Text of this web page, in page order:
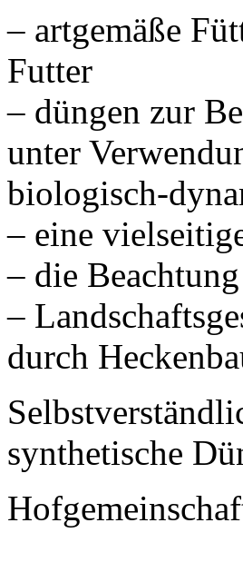
– artgemäße
Futter
– düngen zur
unter
biologisch-
– eine
– die
–
durch
synthetische